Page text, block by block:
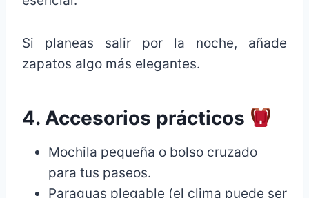
Si planeas salir por la noche, añade
zapatos algo más elegantes.
4. Accesorios prácticos
Mochila pequeña o bolso cruzado
para tus paseos.
Paraguas plegable (el clima puede ser